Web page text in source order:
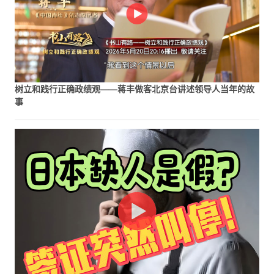
树立和践行正确政绩观——蒋丰做客北京台讲述领导人当年的故
事